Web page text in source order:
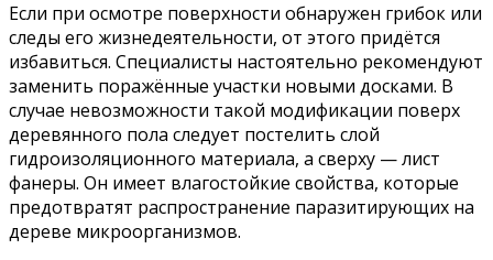
Если при осмотре поверхности обнаружен грибок или
следы его жизнедеятельности, от этого придётся
избавиться. Специалисты настоятельно рекомендуют
заменить поражённые участки новыми досками. В
случае невозможности такой модификации поверх
деревянного пола следует постелить слой
гидроизоляционного материала, а сверху — лист
фанеры. Он имеет влагостойкие свойства, которые
предотвратят распространение паразитирующих на
дереве микроорганизмов.